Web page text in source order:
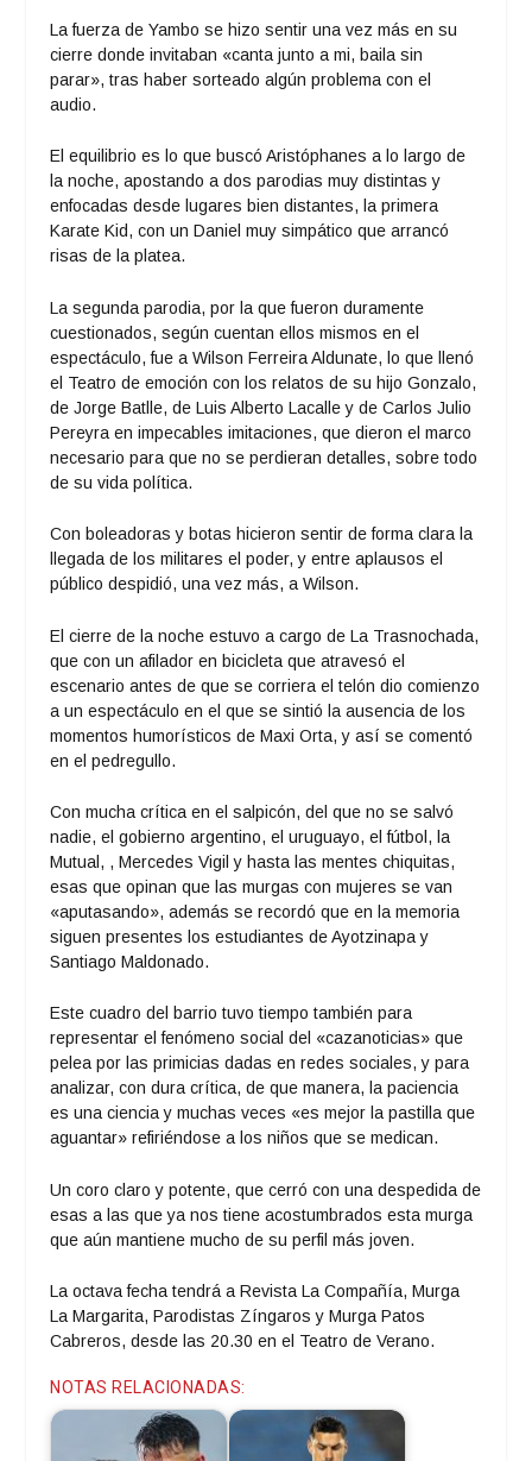
La fuerza de Yambo se hizo sentir una vez más en su
cierre donde invitaban «canta junto a mi, baila sin
parar», tras haber sorteado algún problema con el
audio.
El equilibrio es lo que buscó Aristóphanes a lo largo de
la noche, apostando a dos parodias muy distintas y
enfocadas desde lugares bien distantes, la primera
Karate Kid, con un Daniel muy simpático que arrancó
risas de la platea.
La segunda parodia, por la que fueron duramente
cuestionados, según cuentan ellos mismos en el
espectáculo, fue a Wilson Ferreira Aldunate, lo que llenó
el Teatro de emoción con los relatos de su hijo Gonzalo,
de Jorge Batlle, de Luis Alberto Lacalle y de Carlos Julio
Pereyra en impecables imitaciones, que dieron el marco
necesario para que no se perdieran detalles, sobre todo
de su vida política.
Con boleadoras y botas hicieron sentir de forma clara la
llegada de los militares el poder, y entre aplausos el
público despidió, una vez más, a Wilson.
El cierre de la noche estuvo a cargo de La Trasnochada,
que con un afilador en bicicleta que atravesó el
escenario antes de que se corriera el telón dio comienzo
a un espectáculo en el que se sintió la ausencia de los
momentos humorísticos de Maxi Orta, y así se comentó
en el pedregullo.
Con mucha crítica en el salpicón, del que no se salvó
nadie, el gobierno argentino, el uruguayo, el fútbol, la
Mutual, , Mercedes Vigil y hasta las mentes chiquitas,
esas que opinan que las murgas con mujeres se van
«aputasando», además se recordó que en la memoria
siguen presentes los estudiantes de Ayotzinapa y
Santiago Maldonado.
Este cuadro del barrio tuvo tiempo también para
representar el fenómeno social del «cazanoticias» que
pelea por las primicias dadas en redes sociales, y para
analizar, con dura crítica, de que manera, la paciencia
es una ciencia y muchas veces «es mejor la pastilla que
aguantar» refiriéndose a los niños que se medican.
Un coro claro y potente, que cerró con una despedida de
esas a las que ya nos tiene acostumbrados esta murga
que aún mantiene mucho de su perfil más joven.
La octava fecha tendrá a Revista La Compañía, Murga
La Margarita, Parodistas Zíngaros y Murga Patos
Cabreros, desde las 20.30 en el Teatro de Verano.
NOTAS RELACIONADAS: